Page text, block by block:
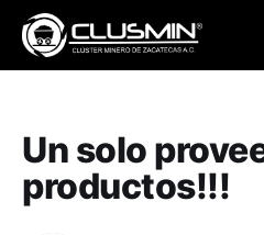
Un solo
productos!!!